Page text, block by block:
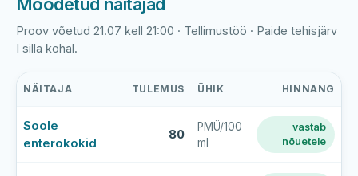
Proov võetud 21.07 kell 21:00 · Tellimustöö · Paide tehisjärv
I silla kohal.
tehisjärve
viimase
NÄITAJA TULEMUS ÜHIK HINNANG
Soole
enterokokid
80
PMÜ/100
ml
vastab
nõuetele